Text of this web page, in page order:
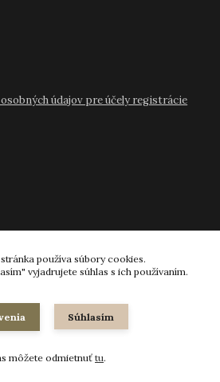
údajov pre účely registrácie
na
Eshop-rychlo.sk
používa súbory cookies.
vyjadrujete súhlas s ich používaním.
Súhlasím
môžete odmietnuť tu.